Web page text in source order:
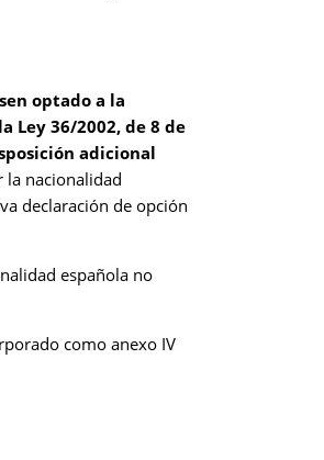
optado a la
Ley 36/2002, de 8 de
adicional
la nacionalidad
declaración de opción
española no
como anexo IV